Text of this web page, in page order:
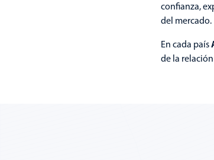
confianza,
del mercado.
En cada país
de la